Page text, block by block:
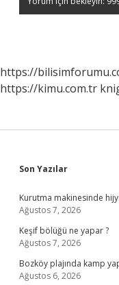
https://
https://kimu.com.tr
Sidebar
Son Yazılar
Kurutma makinesinde
Ağustos 7, 2026
Keşif bölüğü ne yapar ?
Ağustos 7, 2026
Bozköy plajında kamp
Ağustos 6, 2026